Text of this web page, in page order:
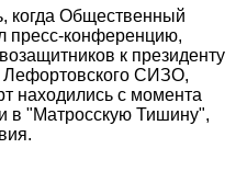
когда Общественный
пресс-конференцию,
к президенту
Лефортовского СИЗО,
находились с момента
в "Матросскую Тишину",